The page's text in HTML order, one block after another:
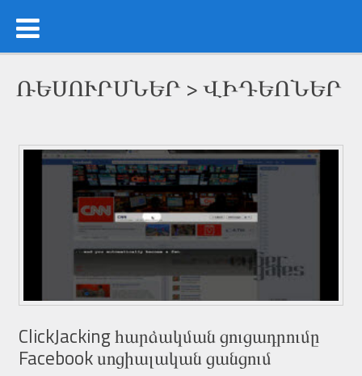
ՌԵՍՈՒՐՍՆԵՐ > ՎԻԴԵՈՆԵՐ
ClickJacking հարձակման ցուցադրումը
Facebook սոցիալական ցանցում